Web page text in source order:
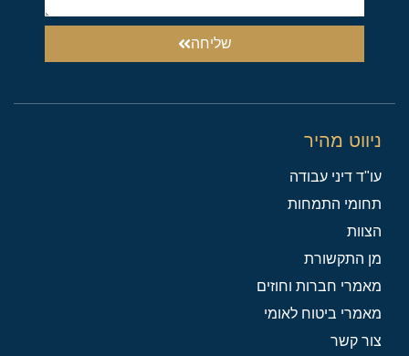
שליחה
ניווט מהיר
עו"ד דיני עבודה
תחומי התמחות
הצוות
מן התקשורת
מאמרי חברות וחוזים
מאמרי ביטוח לאומי
צור קשר